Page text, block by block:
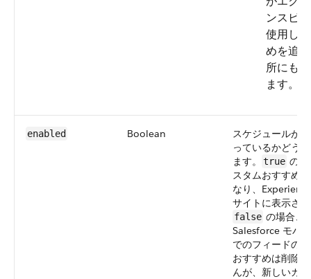
ンスビ
使用し
めを追
所にも
ます。
enabled Boolean
スケジュールが
っているかどう
ます。
true の
スタムおすすめ
なり、
サイトに表示さ
false の場合、
Salesforce モバ
でのフィードの
おすすめは削除
んが、新しいカ